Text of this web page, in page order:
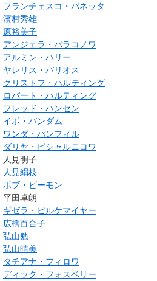
フランチェスコ・パネッタ
濱村秀雄
原裕美子
アンジェラ・バラコノワ
アルミン・ハリー
ヤレリス・バリオス
クリストフ・ハルティング
ロバート・ハルティング
フレッド・ハンセン
イボ・バンダム
ワンダ・パンフィル
ダリヤ・ピシャルニコワ
人見明子
人見絹枝
ボブ・ビーモン
平田卓朗
ギゼラ・ビルケマイヤー
広橋百合子
弘山勉
弘山晴美
タチアナ・フィロワ
ディック・フォスベリー